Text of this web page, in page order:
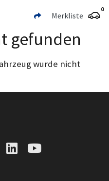
Merkliste
0
gefunden
wurde nicht
Schmidt auf
Autowelt Schmidt
AutoweltAutowelt